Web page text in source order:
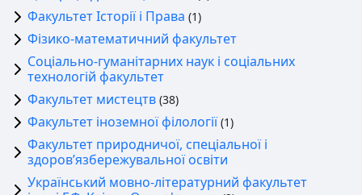
Факультет Історії і Права (1)
Фізико-математичний факультет
Соціально-гуманітарних наук і соціальних
технологій факультет
Факультет мистецтв(38)
Факультет іноземної філології(1)
Факультет природничої, спеціальної і
здоровʼязбережувальної освіти
Український мовно-літературний факультет